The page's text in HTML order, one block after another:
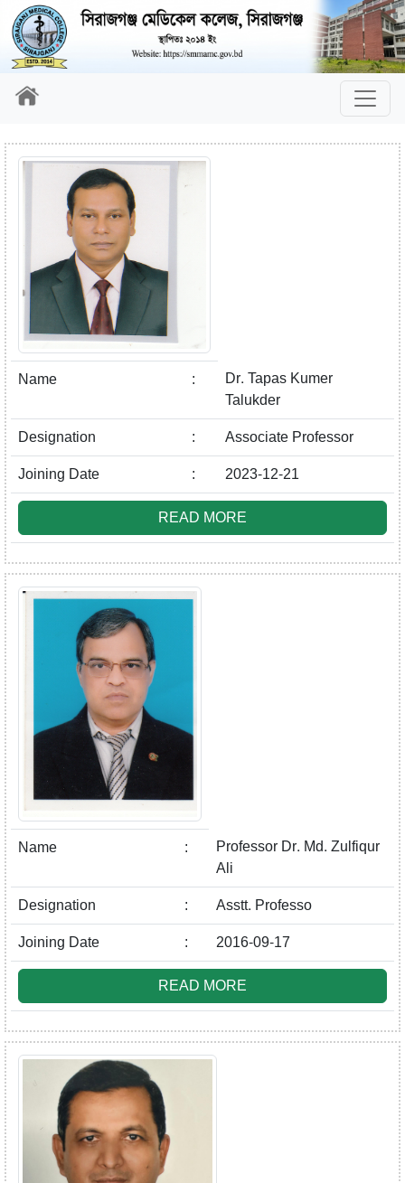
Name :
Dr. Tapas Kumer
Talukder
Designation : Associate Professor
Joining Date : 2023-12-21
READ MORE
Name :
Professor Dr. Md. Zulfiqur
Ali
Designation : Asstt. Professo
Joining Date : 2016-09-17
READ MORE